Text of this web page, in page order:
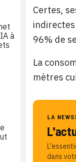
Certes,
96% de
La
mètres
LA
dans
à